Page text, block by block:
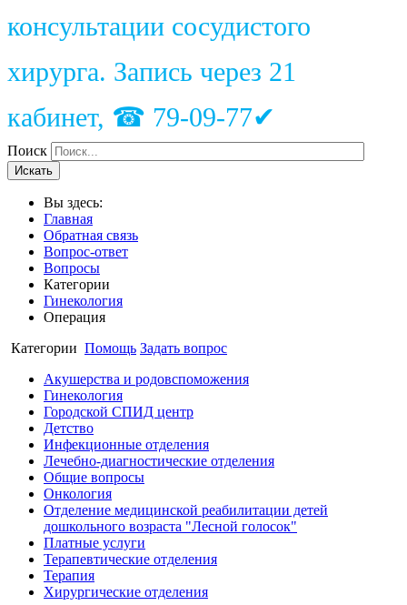
консультации сосудистого
хирурга. Запись через 21
кабинет, ☎ 79-09-77✔
Поиск
Искать
Вы здесь:
Главная
Обратная связь
Вопрос-ответ
Вопросы
Категории
Гинекология
Операция
Категории Помощь Задать вопрос
Акушерства и родовспоможения
Гинекология
Городской СПИД центр
Детство
Инфекционные отделения
Лечебно-диагностические отделения
Общие вопросы
Онкология
Отделение медицинской реабилитации детей
дошкольного возраста "Лесной голосок"
Платные услуги
Терапевтические отделения
Терапия
Хирургические отделения